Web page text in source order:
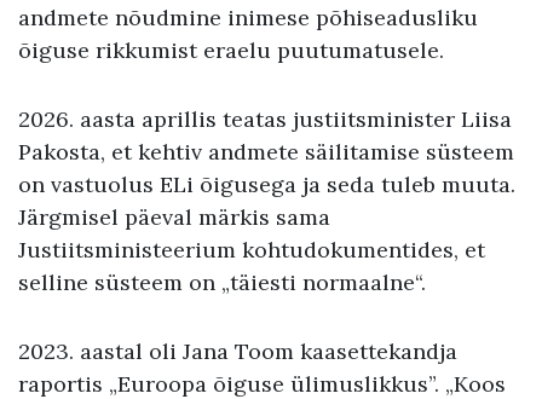
andmete nõudmine inimese põhiseadusliku
õiguse rikkumist eraelu puutumatusele.
2026. aasta aprillis teatas justiitsminister Liisa
Pakosta, et kehtiv andmete säilitamise süsteem
on vastuolus ELi õigusega ja seda tuleb muuta.
Järgmisel päeval märkis sama
Justiitsministeerium kohtudokumentides, et
selline süsteem on „täiesti normaalne“.
2023. aastal oli Jana Toom kaasettekandja
raportis „Euroopa õiguse ülimuslikkus”. „Koos